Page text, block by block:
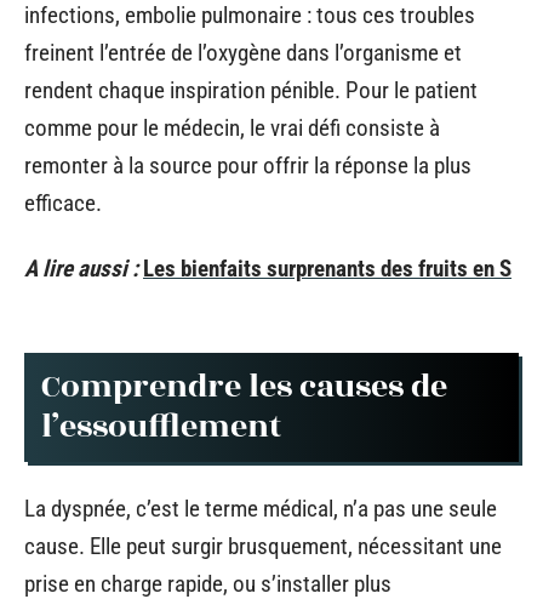
infections, embolie pulmonaire : tous ces troubles
freinent l’entrée de l’oxygène dans l’organisme et
rendent chaque inspiration pénible. Pour le patient
comme pour le médecin, le vrai défi consiste à
remonter à la source pour offrir la réponse la plus
efficace.
A lire aussi : Les bienfaits surprenants des fruits en S
Comprendre les causes de
l’essoufflement
La dyspnée, c’est le terme médical, n’a pas une seule
cause. Elle peut surgir brusquement, nécessitant une
prise en charge rapide, ou s’installer plus